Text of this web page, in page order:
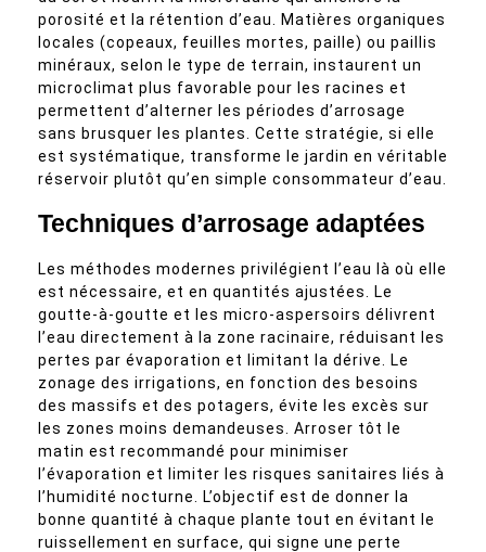
porosité et la rétention d’eau. Matières organiques
locales (copeaux, feuilles mortes, paille) ou paillis
minéraux, selon le type de terrain, instaurent un
microclimat plus favorable pour les racines et
permettent d’alterner les périodes d’arrosage
sans brusquer les plantes. Cette stratégie, si elle
est systématique, transforme le jardin en véritable
réservoir plutôt qu’en simple consommateur d’eau.
Techniques d’arrosage adaptées
Les méthodes modernes privilégient l’eau là où elle
est nécessaire, et en quantités ajustées. Le
goutte-à-goutte et les micro-aspersoirs délivrent
l’eau directement à la zone racinaire, réduisant les
pertes par évaporation et limitant la dérive. Le
zonage des irrigations, en fonction des besoins
des massifs et des potagers, évite les excès sur
les zones moins demandeuses. Arroser tôt le
matin est recommandé pour minimiser
l’évaporation et limiter les risques sanitaires liés à
l’humidité nocturne. L’objectif est de donner la
bonne quantité à chaque plante tout en évitant le
ruissellement en surface, qui signe une perte